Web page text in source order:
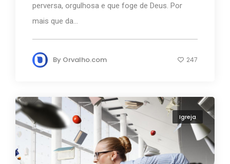
perversa, orgulhosa e que foge de Deus. Por
mais que da...
By Orvalho.com 247
Igreja